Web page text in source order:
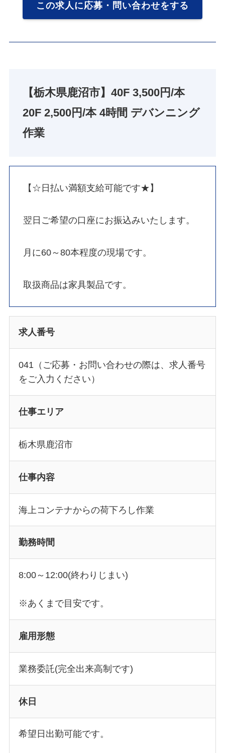
この求人に応募・問い合わせをする
【栃木県鹿沼市】40F 3,500円/本
20F 2,500円/本 4時間 デバンニング
作業
【☆日払い満額支給可能です★】
翌日ご希望の口座にお振込みいたします。
月に60～80本程度の現場です。
取扱商品は家具製品です。
求人番号
041（ご応募・お問い合わせの際は、求人番号
をご入力ください）
仕事エリア
栃木県鹿沼市
仕事内容
海上コンテナからの荷下ろし作業
勤務時間
8:00～12:00(終わりじまい)
※あくまで目安です。
雇用形態
業務委託(完全出来高制です)
休日
希望日出勤可能です。